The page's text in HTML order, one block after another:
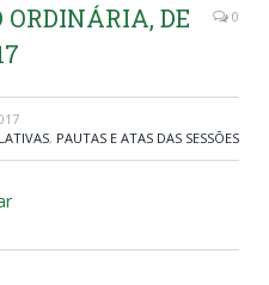
ORDINÁRIA, DE
0
, PAUTAS E ATAS DAS SESSÕES